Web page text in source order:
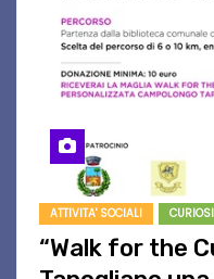
ATTIVITA' SOCIALI
“Walk for the